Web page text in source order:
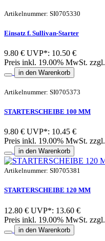
Artikelnummer: SI0705330
Einsatz f. Sullivan-Starter
9.80 € UVP*: 10.50 €
Preis inkl. 19.00% MwSt. zzgl.
in den Warenkorb
Artikelnummer: SI0705373
STARTERSCHEIBE 100 MM
9.80 € UVP*: 10.45 €
Preis inkl. 19.00% MwSt. zzgl.
in den Warenkorb
Artikelnummer: SI0705381
STARTERSCHEIBE 120 MM
12.80 € UVP*: 13.60 €
Preis inkl. 19.00% MwSt. zzgl.
in den Warenkorb